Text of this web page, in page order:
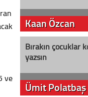
ve
Kaan Özcan
Bırakın çocuklar
yazsın
Ümit Polatbaş